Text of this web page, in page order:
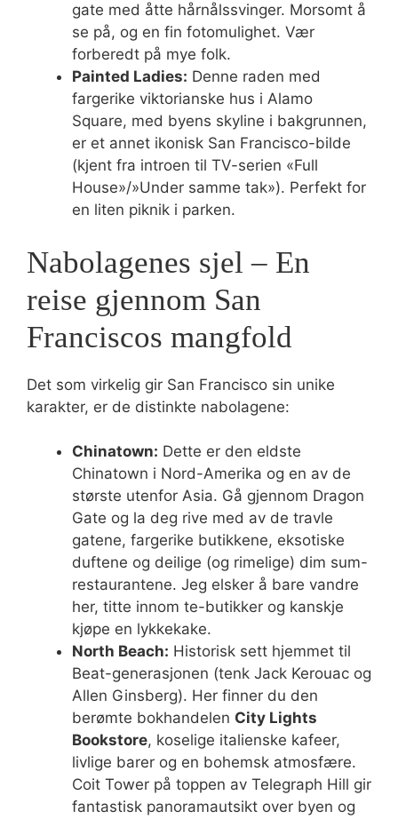
gate med åtte hårnålssvinger. Morsomt å
se på, og en fin fotomulighet. Vær
forberedt på mye folk.
Painted Ladies: Denne raden med
fargerike viktorianske hus i Alamo
Square, med byens skyline i bakgrunnen,
er et annet ikonisk San Francisco-bilde
(kjent fra introen til TV-serien «Full
House»/»Under samme tak»). Perfekt for
en liten piknik i parken.
Nabolagenes sjel – En
reise gjennom San
Franciscos mangfold
Det som virkelig gir San Francisco sin unike
karakter, er de distinkte nabolagene:
Chinatown: Dette er den eldste
Chinatown i Nord-Amerika og en av de
største utenfor Asia. Gå gjennom Dragon
Gate og la deg rive med av de travle
gatene, fargerike butikkene, eksotiske
duftene og deilige (og rimelige) dim sum-
restaurantene. Jeg elsker å bare vandre
her, titte innom te-butikker og kanskje
kjøpe en lykkekake.
North Beach: Historisk sett hjemmet til
Beat-generasjonen (tenk Jack Kerouac og
Allen Ginsberg). Her finner du den
berømte bokhandelen City Lights
Bookstore, koselige italienske kafeer,
livlige barer og en bohemsk atmosfære.
Coit Tower på toppen av Telegraph Hill gir
fantastisk panoramautsikt over byen og